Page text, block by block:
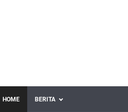
HOME BERITA